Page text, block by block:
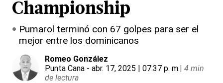
Championship
Pumarol terminó con 67 golpes para ser el
mejor entre los dominicanos
Romeo González
Punta Cana - abr. 17, 2025 | 07:37 p. m.| 4 min
de lectura